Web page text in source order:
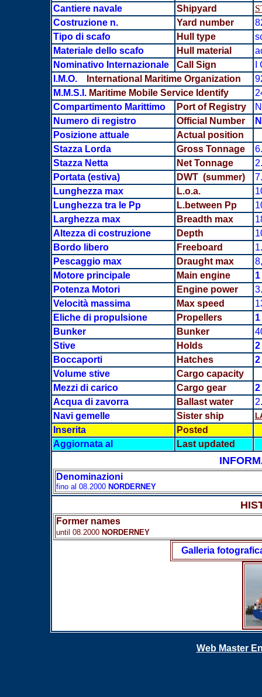
Cantiere navale
Shipyard
Costruzione n.
Yard number
Tipo di scafo
Hull type
Materiale dello scafo
Hull material
Nominativo Internazionale
Call Sign
I.M.O.
International Maritime Organization
M.M.S.I. Maritime Mobile Service Identify
Compartimento Marittimo
Port of Registry
Numero di registro
Official Number
Posizione attuale
Actual position
Stazza Lorda
Gross Tonnage
Stazza Netta
Net Tonnage
Portata(estiva) DWT (summer)
Lunghezza max
L.o.a.
Lunghezza tra le Pp
L.between Pp
Larghezza max
Breadth max
Altezza di costruzione
Depth
Bordo libero
Freeboard
Pescaggio max
Draught max
Motore principale
Main engine 1
Potenza Motori
Engine power
Velocità massima
Max speed
Eliche di propulsione
Propellers 1
Bunker
Bunker
Stive
Holds
2
Boccaporti
Hatches
2
Volume stive
Cargo capacity
Mezzi di carico
Cargo gear 2
Acqua di zavorra
Ballast water
Navi gemelle
Sister ship
Inserita
Posted
Aggiornata al
Last updated
Denominazioni
fino al 08.2000 NORDERNEY
Former names
until 08.2000 NORDERNEY
Galleria
Web Master